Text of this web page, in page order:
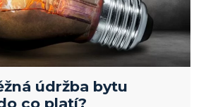
údržba bytu
co platí?